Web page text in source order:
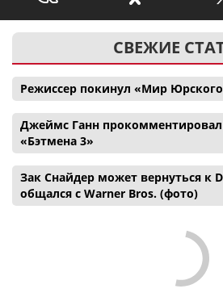
СВЕЖИЕ
Режиссер покинул «Мир
Джеймс Ганн прокомментировал
«Бэтмена 3»
Зак Снайдер может вернуться к
общался с Warner Bros. (фото)